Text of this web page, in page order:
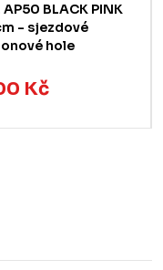
AP50 BLACK PINK
- sjezdové
hole
Kč